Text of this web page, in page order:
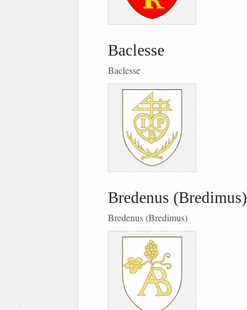
Baclesse
Baclesse
Bredenus (Bredimus)
Bredenus (Bredimus)